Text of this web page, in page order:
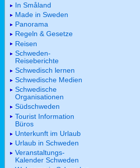
In Småland
Made in Sweden
Panorama
Regeln & Gesetze
Reisen
Schweden-
Reiseberichte
Schwedisch lernen
Schwedische Medien
Schwedische
Organisationen
Südschweden
Tourist Information
Büros
Unterkunft im Urlaub
Urlaub in Schweden
Veranstaltungs-
Kalender Schweden